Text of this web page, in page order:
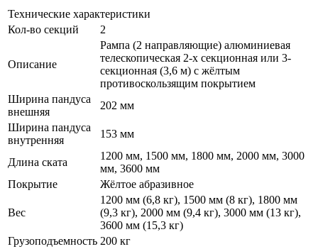
Технические характеристики
Кол-во секций
2
Описание
Рампа (2 направляющие) алюминиевая
телескопическая 2-х секционная или 3-
секционная (3,6 м) с жёлтым
противоскользящим покрытием
Ширина пандуса
внешняя
202 мм
Ширина пандуса
внутренняя
153 мм
Длина ската
1200 мм, 1500 мм, 1800 мм, 2000 мм, 3000
мм, 3600 мм
Покрытие
Жёлтое абразивное
Вес
1200 мм (6,8 кг), 1500 мм (8 кг), 1800 мм
(9,3 кг), 2000 мм (9,4 кг), 3000 мм (13 кг),
3600 мм (15,3 кг)
Грузоподъемность 200 кг